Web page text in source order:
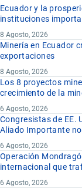
Ecuador y la
instituciones
8 Agosto, 2026
Minería en Ecuador
exportaciones
8 Agosto, 2026
Los 8 proyectos
crecimiento de la
6 Agosto, 2026
Congresistas de EE.
Aliado Importante
6 Agosto, 2026
Operación
internacional que
6 Agosto, 2026